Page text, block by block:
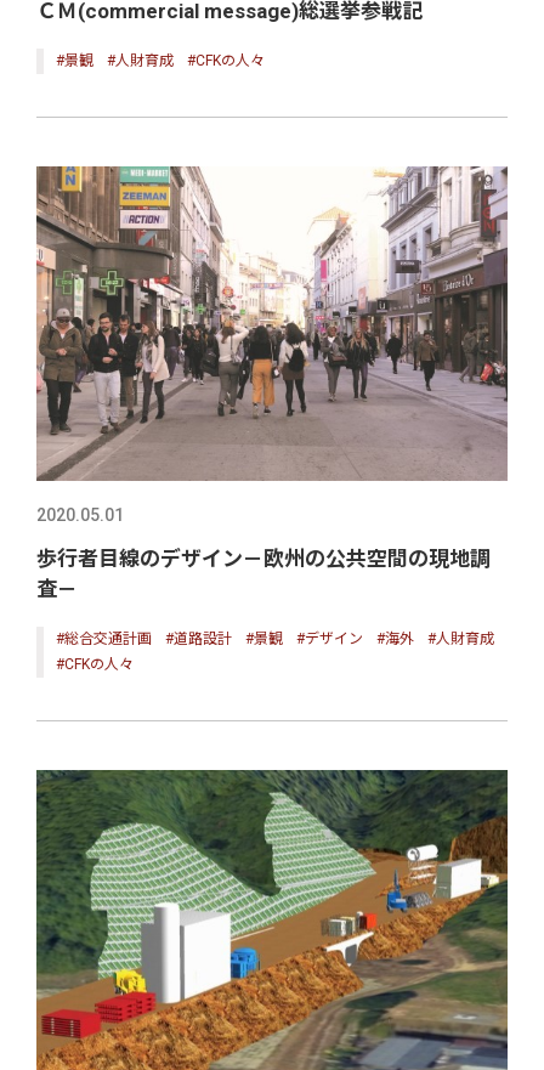
ＣＭ(commercial message)総選挙参戦記
#景観 #人財育成 #CFKの人々
2020.05.01
歩行者目線のデザイン－欧州の公共空間の現地調
査－
#総合交通計画 #道路設計 #景観 #デザイン #海外
#人財育成
#CFKの人々